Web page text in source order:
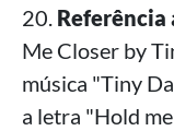
20. Referência
Me Closer by
música "Tiny
a letra "Hold